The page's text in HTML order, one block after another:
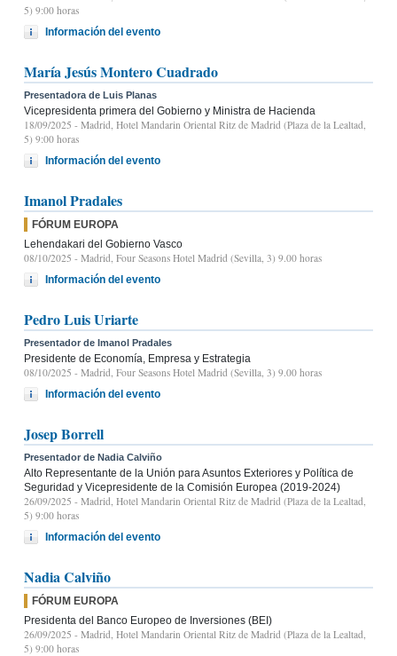
5) 9:00 horas
Información del evento
María Jesús Montero Cuadrado
Presentadora de Luis Planas
Vicepresidenta primera del Gobierno y Ministra de Hacienda
18/09/2025 - Madrid, Hotel Mandarin Oriental Ritz de Madrid (Plaza de la Lealtad,
5) 9:00 horas
Información del evento
Imanol Pradales
FÓRUM EUROPA
Lehendakari del Gobierno Vasco
08/10/2025 - Madrid, Four Seasons Hotel Madrid (Sevilla, 3) 9.00 horas
Información del evento
Pedro Luis Uriarte
Presentador de Imanol Pradales
Presidente de Economía, Empresa y Estrategia
08/10/2025 - Madrid, Four Seasons Hotel Madrid (Sevilla, 3) 9.00 horas
Información del evento
Josep Borrell
Presentador de Nadia Calviño
Alto Representante de la Unión para Asuntos Exteriores y Política de
Seguridad y Vicepresidente de la Comisión Europea (2019-2024)
26/09/2025 - Madrid, Hotel Mandarin Oriental Ritz de Madrid (Plaza de la Lealtad,
5) 9:00 horas
Información del evento
Nadia Calviño
FÓRUM EUROPA
Presidenta del Banco Europeo de Inversiones (BEI)
26/09/2025 - Madrid, Hotel Mandarin Oriental Ritz de Madrid (Plaza de la Lealtad,
5) 9:00 horas